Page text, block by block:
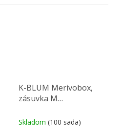
K-BLUM Merivobox,
zásuvka M
Inserta, drez
Skladom (100 sada)